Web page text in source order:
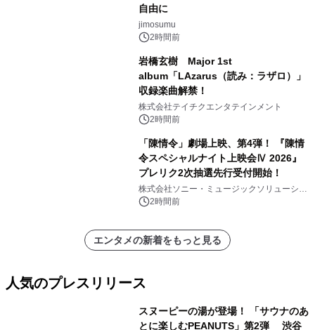
自由に
jimosumu
2時間前
岩橋玄樹 Major 1st
album「LAzarus（読み：ラザロ）」
収録楽曲解禁！
株式会社テイチクエンタテインメント
2時間前
「陳情令」劇場上映、第4弾！ 『陳情
令スペシャルナイト上映会Ⅳ 2026』
プレリク2次抽選先行受付開始！
株式会社ソニー・ミュージックソリューショ
ンズ2時間前
エンタメの新着をもっと見る
人気のプレスリリース
スヌーピーの湯が登場！ 「サウナのあ
とに楽しむPEANUTS」第2弾 渋谷